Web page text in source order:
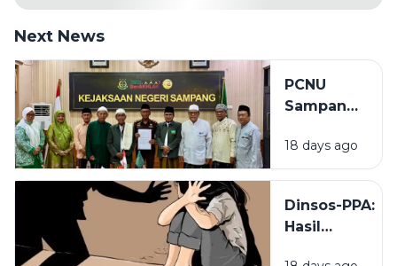
Next News
PCNU
Sampang
Kejaksaan
Tak Masuk
Tangani
Kasus
18 days ago
Dinsos-PPA:
Hasil